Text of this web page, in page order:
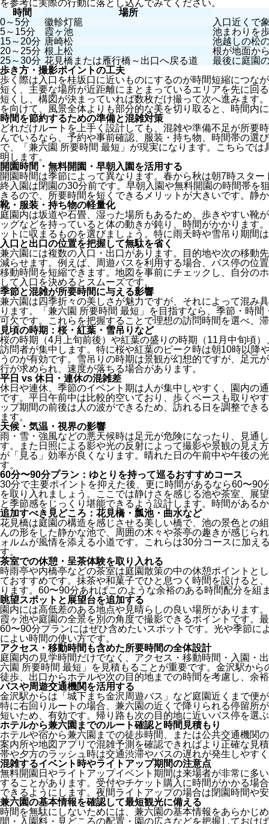
を参考に実際の行動に落とし込んでみてください。
時間
場所
0～5分
徽軫灯籠
入口近くで
5～15分
霞ヶ池
池まわりを
15～20分 唐崎松
池越しの松
20～25分 根上松
根が地面か
25～30分 花見橋または雁行橋～出口へ戻る道
最後に庭園
歩き方・撮影ポイントの工夫
歩く際は入口を桂坂口に近いものにするのが時間短縮につな
短く、主要な場所が近距離にまとまっているエリアを先に回
短くし、構図が決まっていれば数枚だけ撮って次へ進みます
を向けて、風景全体よりも部分的な美を切り取ると、時間内
時間を節約するための準備と混雑対策
どれだけルートを上手く設計しても、混雑や準備不足が所要
んでいるなら、予約や事前確認、服装・持ち物、時間帯の選
で、「兼六園 所要時間 最短」が現実になります。こちらで
明します。
開園時間・無料開園・早朝入園を活用する
開園時間は季節によって異なります。春から秋は朝7時スタ
終入園は閉園の30分前です。早朝入園や無料開園の時間帯を
きるので、所要時間を短くできるメリットが大きいです。静
靴・服装・持ち物の軽量化
庭園内は坂道や石畳、湿った場所もあるため、歩きやすい靴
ッグなどを持っていると体の動きが鈍り、時間がかかります
ットに収まるものを選びましょう。特に雨天時や雪吊り期間
入口と出口の位置を把握して無駄を省く
兼六園には複数の入口・出口があります。目的地や次の移動
減らせます。例えば、周遊バスを利用する場合、バス停の位
移動時間を短縮できます。地図を事前にチェックし、自分の
して入口を決めるとスムーズです。
季節と混雑が所要時間に与える影響
兼六園は四季折々の美しさが魅力ですが、それによって混み
ります。「兼六園 所要時間 最短」を目指すなら、季節・時
可欠です。これらを把握することで理想の訪問時間を選べ、
見頃の時期：桜・紅葉・雪吊りなど
桜の時期（4月上旬前後）や紅葉の盛りの時期（11月中旬頃
訪問者が集中します。特に桜や紅葉のピーク時は朝10時以降
うのが有効です。雪吊りの時期は景観が幻想的ですが、足元
行が求められ、速度が落ちる場合があります。
平日 vs 休日・連休の混雑差
休日や連休、季節のイベント期は人が集中しやすく、園内の
です。平日午前中は比較的空いており、歩くペースも取りや
ップ期間の前後は人の波ができるため、訪れる日を調整でき
ます。
天候・気温・視界の影響
雨・雪・強風などの悪天候時は足元が危険になったり、見通
す。また日照による影や光の反射によって撮影や景観の見え
が「見る」効率が良くなります。晴れた日の午前中や午後の
す。
60分〜90分プラン：ゆとりを持って巡るおすすめコース
30分で主要ポイントを抑えた後、更に時間があるなら60〜90
を取り入れましょう。ここでは静けさを感じる池や茶室、展
と季節感をじっくり堪能できるよう設計します。時間がある
追加すべき見どころ：花見橋・瓢池・曲水など
花見橋は庭園の構造を感じさせる美しい橋で、池の景色との
んの形をした静かな池で、周囲の木々や茶亭の趣きが感じら
ォルムが風情を添える小道です。これらは30分コースに加え
す。
茶室での休憩・呈茶体験を取り入れる
時雨亭や内橋亭などの茶室は庭園散策の中の休憩ポイントと
ておすすめです。抹茶や和菓子でひと息つく時間を設けると
ります。60〜90分あればこのような余裕のある時間配分を組
眺望スポットと展望台を追加する
園内には高低差のある地点や見晴らしの良い場所があります
霞ヶ池や庭園の全景を別の角度で撮影できるポイントです。
60〜90分プランにはぜひ含めたいスポットです。光や季節に
によい時間の使い方です。
アクセス・移動時間も含めた所要時間の全体設計
庭園内の見学時間だけでなく、アクセス・移動時間・入園・
六園 所要時間 最短」を見積もることが重要です。金沢駅か
徒歩、出口からホテルや次の目的地までの時間を考慮し、余
バスや周遊交通機関を活用する
金沢駅からは「城下まち金沢周遊バス」など庭園近くまで便
特に右回りルートの場合、兼六園の近くで降りられる停留所
短いため、有効です。帰り路も次の目的地に近いバス停を選
ホテルから兼六園までのルート確認と時間見積もり
ホテルや宿から兼六園までの徒歩時間、または公共交通機関
案内所や地図アプリで混雑予測を確認できればより正確な見
帯や夕方のラッシュ時は交通渋滞やバスの遅れが発生しやす
混雑するイベント時やライトアップ期間の注意点
無料開園日やライトアップイベント期間は来場者が非常に多
することがあります。受付やチケット購入に時間がかかる場
できるようにします。夜間ライトアップの場合は閉園時間や
兼六園の基本情報を確認して最短観光に備える
時間を無駄にしないためには、兼六園の基本情報をあらかじ
間・入園料・見どころの配置・園の広さなどを把握しておけ